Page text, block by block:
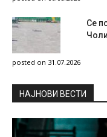
Се
posted on 31.07.2026
НAЈНОВИ ВЕСТИ